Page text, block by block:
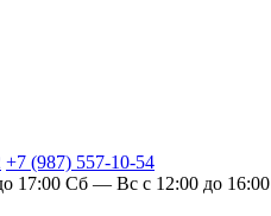
+7 (987) 557-10-54
17:00 Сб — Вс с 12:00 до 16:00